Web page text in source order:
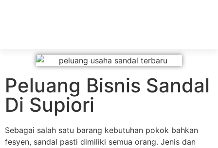
Peluang Bisnis Sandal
Di Supiori
Sebagai salah satu barang kebutuhan pokok bahkan
fesyen, sandal pasti dimiliki semua orang. Jenis dan